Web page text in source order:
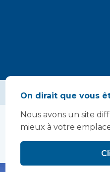
On dirait que vous
Nous avons un site
mieux à votre